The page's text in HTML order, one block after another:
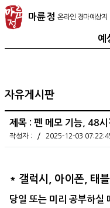
마
륜
온
경
지
마륜정
예
자유게시판
제목 : 펜 메모 기능, 48
작성자 : / 2025-12-03
* 갤럭시, 아이폰, 태
당일 또는 미리 공부하실